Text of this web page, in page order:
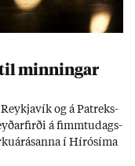
minn­ing­ar
og á Pat­reks­
á fimmtu­dags­
í Hírósíma